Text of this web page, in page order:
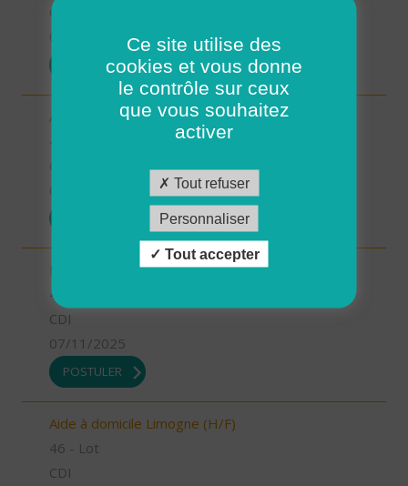
CDI
POSTULER
Aide-soignant.e Limogne en Quercy (H/F)
Responsable du développement (H/F)
46 - Lot
CDI
07/11/2025
POSTULER
Aide à domicile Limogne (H/F)
46 - Lot
CDI
Ce site utilise des
cookies et vous donne
le contrôle sur ceux
que vous souhaitez
activer
Tout refuser
Personnaliser
Tout accepter